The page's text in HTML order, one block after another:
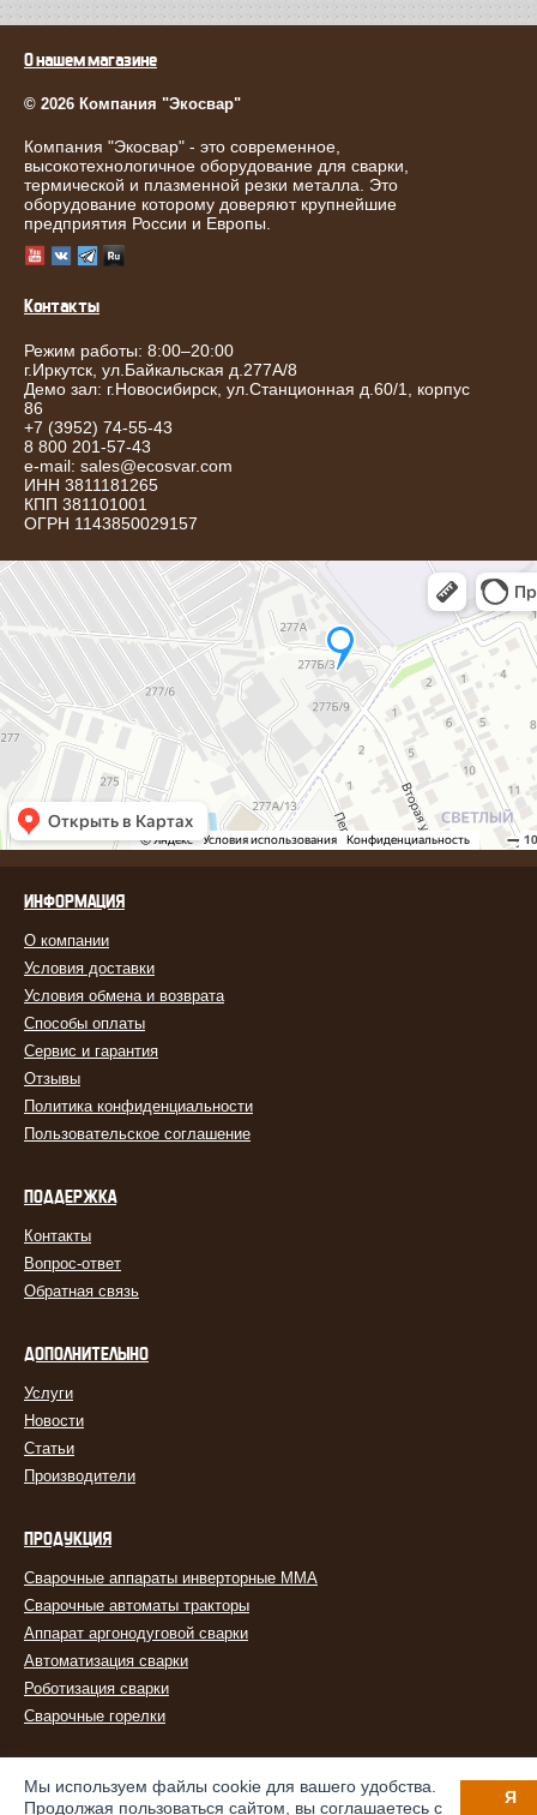
О нашем магазине
© 2026 Компания "Экосвар"
Компания "Экосвар" - это современное,
высокотехнологичное оборудование для сварки,
термической и плазменной резки металла. Это
оборудование которому доверяют крупнейшие
предприятия России и Европы.
Контакты
Режим работы: 8:00–20:00
г.Иркутск ул.Байкальская д.277А/8
Демо зал: г.Новосибирск, ул.Станционная д.60/1, корпус
86
+7 (3952) 74-55-43
8 800 201-57-43
e-mail: sales@ecosvar.com
ИНН 3811181265
КПП 381101001
ОГРН 1143850029157
ИНФОРМАЦИЯ
О компании
Условия доставки
Условия обмена и возврата
Способы оплаты
Сервис и гарантия
Отзывы
Политика конфиденциальности
Пользовательское соглашение
ПОДДЕРЖКА
Контакты
Вопрос-ответ
Обратная связь
ДОПОЛНИТЕЛЬНО
Услуги
Новости
Статьи
Производители
ПРОДУКЦИЯ
Сварочные аппараты инверторные MMA
Сварочные автоматы тракторы
Аппарат аргонодуговой сварки
Автоматизация сварки
Роботизация сварки
Сварочные горелки
Мы используем файлы cookie для вашего удобства.
Продолжая пользоваться сайтом, вы соглашаетесь с
Я